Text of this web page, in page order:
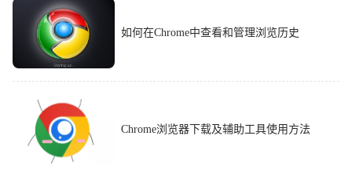
如何在Chrome中查看和管理浏览历史
Chrome浏览器下载及辅助工具使用方法